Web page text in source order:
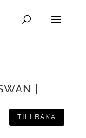
|
TILLBAKA